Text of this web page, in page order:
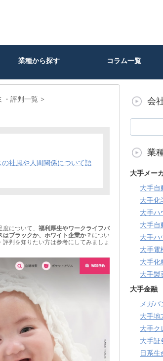
業種から探す コラム一覧
・評判一覧
社風や人間関係について語
について、 福利厚生やワークライフバ
はブラックか、ホワイト企業か？ につい
判を知りたい方は参考にしてみましょ
会
業
大手メー
大手自
大手化
大手ハ
大手自
大手ハ
大手電
大手化
大手製
大手金融
メガバ
大手地
大手ク
大手証
日系生